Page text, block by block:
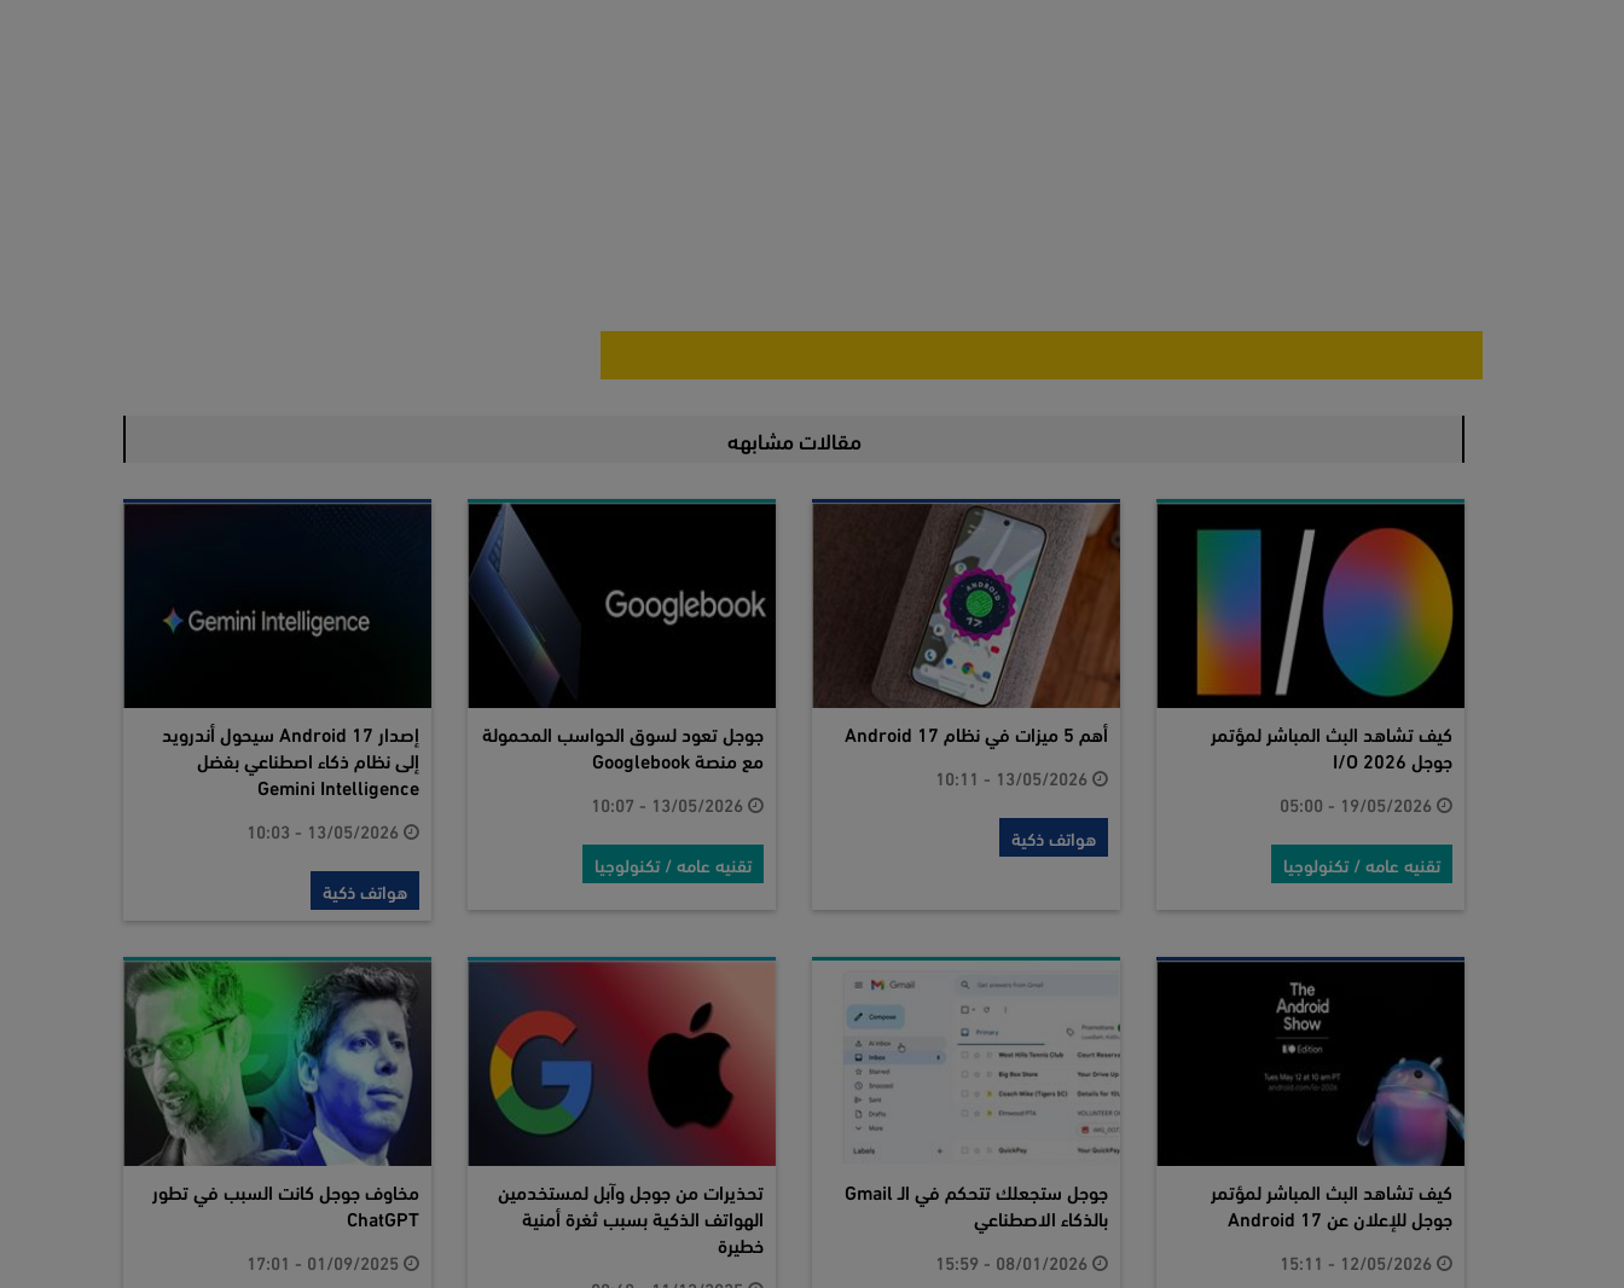
مقالات مشابهه
كيف تشاهد البث المباشر لمؤتمر
جوجل I/O 2026
تقنيه عامه / تكنولوجيا
أهم 5 ميزات في نظام Android 17
هواتف ذكية
جوجل تعود لسوق الحواسب المحمولة
مع منصة Googlebook
تقنيه عامه / تكنولوجيا
إصدار Android 17 سيحول أندرويد
إلى نظام ذكاء اصطناعي بفضل
Gemini Intelligence
هواتف ذكية
كيف تشاهد البث المباشر لمؤتمر
جوجل للإعلان عن Android 17
جوجل ستجعلك تتحكم في الـ Gmail
بالذكاء الاصطناعي
تحذيرات من جوجل وآبل لمستخدمين
الهواتف الذكية بسبب ثغرة أمنية
خطيرة
مخاوف جوجل كانت السبب في تطور
ChatGPT